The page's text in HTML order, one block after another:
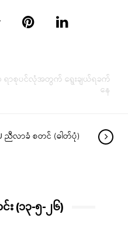
ရာစုပင်လုံအတွက် ရွေးချယ်ရခက်
နေ
ညီလာခံ စတင် (ဓါတ်ပုံ)
(၁၃-၅-၂၆)